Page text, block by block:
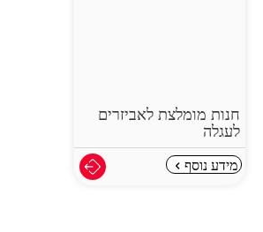
חנות מומלצת לאביזרים
לעגלה
מידע נוסף